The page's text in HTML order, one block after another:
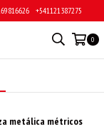
+541121387275
0
metálica métricos